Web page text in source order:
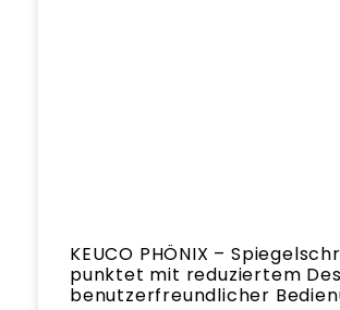
KEUCO PHÖNIX –
punktet mit reduziertem
benutzerfreundlicher